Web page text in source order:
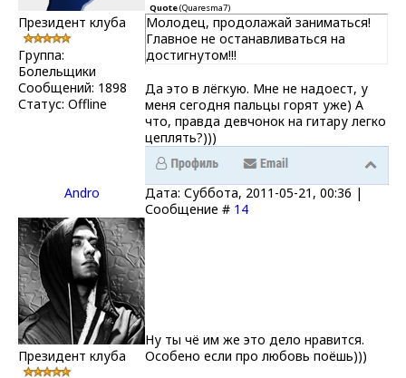
Президент клуба
Группа:
Болельщики
Сообщений: 1898
Статус: Offline
Quote(Quaresma7)
Молодец, продолажай заниматься!
Главное не останавливаться на
достигнутом!!!
Да это в лёгкую. Мне не надоест, у
меня сегодня пальцы горят уже) А
что, правда девчонок на гитару легко
цеплять?)))
Andro
Дата: Суббота, 2011-05-21, 00:36 |
Сообщение # 14
Президент клуба
Ну ты чё им же это дело нравится.
Особено если про любовь поёшь)))